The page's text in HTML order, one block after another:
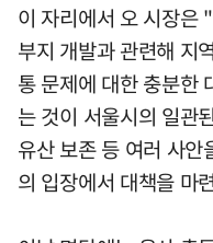
이 자리에서 오 시장은
부지 개발과 관련해 지
통 문제에 대한 충분한
는 것이 서울시의 일관
유산 보존 등 여러 사
의 입장에서 대책을 마